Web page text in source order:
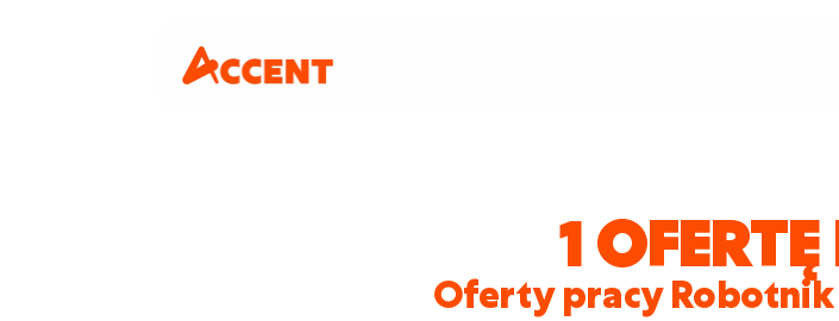
1
Oferty pracy